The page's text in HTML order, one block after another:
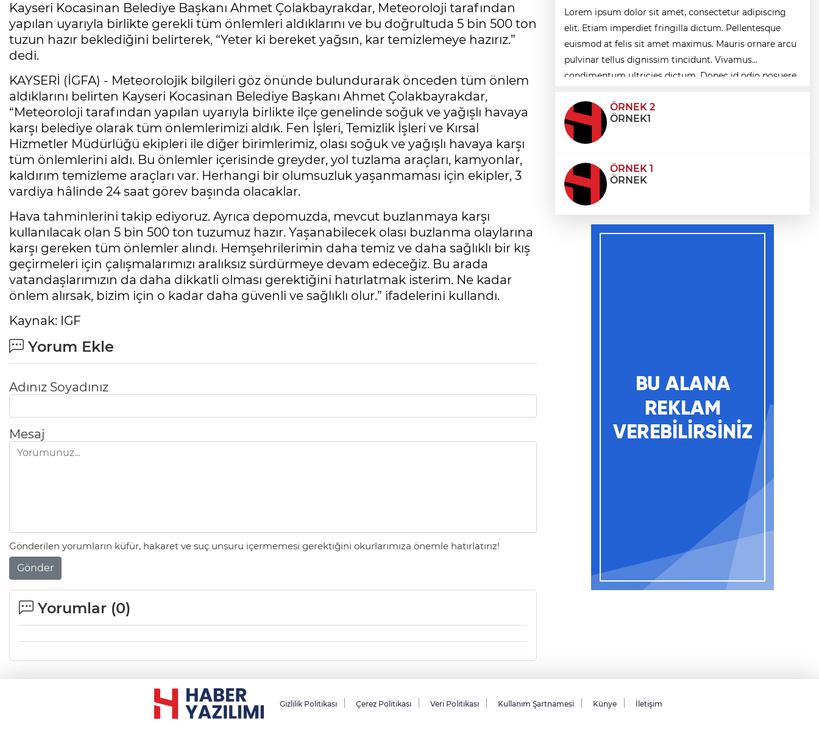
Kayseri Kocasinan Belediye Başkanı Ahmet Çolakbayrakdar, Meteoroloji tarafından
yapılan uyarıyla birlikte gerekli tüm önlemleri aldıklarını ve bu doğrultuda 5 bin 500 ton
tuzun hazır beklediğini belirterek, “Yeter ki bereket yağsın, kar temizlemeye hazırız.”
dedi.
KAYSERİ (İGFA) - Meteorolojik bilgileri göz önünde bulundurarak önceden tüm önlem
aldıklarını belirten Kayseri Kocasinan Belediye Başkanı Ahmet Çolakbayrakdar,
“Meteoroloji tarafından yapılan uyarıyla birlikte ilçe genelinde soğuk ve yağışlı havaya
karşı belediye olarak tüm önlemlerimizi aldık. Fen İşleri, Temizlik İşleri ve Kırsal
Hizmetler Müdürlüğü ekipleri ile diğer birimlerimiz, olası soğuk ve yağışlı havaya karşı
tüm önlemlerini aldı. Bu önlemler içerisinde greyder, yol tuzlama araçları, kamyonlar,
kaldırım temizleme araçları var. Herhangi bir olumsuzluk yaşanmaması için ekipler, 3
vardiya hâlinde 24 saat görev başında olacaklar.
Hava tahminlerini takip ediyoruz. Ayrıca depomuzda, mevcut buzlanmaya karşı
kullanılacak olan 5 bin 500 ton tuzumuz hazır. Yaşanabilecek olası buzlanma olaylarına
karşı gereken tüm önlemler alındı. Hemşehrilerimin daha temiz ve daha sağlıklı bir kış
geçirmeleri için çalışmalarımızı aralıksız sürdürmeye devam edeceğiz. Bu arada
vatandaşlarımızın da daha dikkatli olması gerektiğini hatırlatmak isterim. Ne kadar
önlem alırsak, bizim için o kadar daha güvenli ve sağlıklı olur.” ifadelerini kullandı.
Kaynak: IGF
Yorum Ekle
Adınız Soyadınız
Mesaj
Gönderilen yorumların küfür, hakaret ve suç unsuru içermemesi gerektiğini okurlarımıza önemle hatırlatırız!
Gönder
Yorumlar (0)
Uludağ İçecek, 1. FC Nürnberg’in resmi
sponsoru oldu
VakıfBank, Vanja Ivanovic’i transfer etti
Lorem ipsum dolor sit amet, consectetur adipiscing
elit. Etiam imperdiet fringilla dictum. Pellentesque
euismod at felis sit amet maximus. Mauris ornare arcu
pulvinar tellus dignissim tincidunt. Vivamus
condimentum ultricies dictum. Donec id odio posuere,
ÖRNEK 2
ÖRNEK1
ÖRNEK 1
ÖRNEK
Gizlilik Politikası Çerez Politikası Veri Politikası Kullanım Şartnamesi Künye İletişim